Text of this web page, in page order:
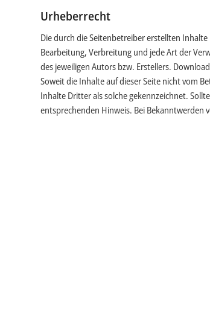
Urheberrecht
Die durch die Seitenbetreiber erstellten
Bearbeitung, Verbreitung und jede Art der
des jeweiligen Autors bzw. Erstellers.
Soweit die Inhalte auf dieser Seite nicht vom
Inhalte Dritter als solche gekennzeichnet.
entsprechenden Hinweis. Bei Bekanntwerden